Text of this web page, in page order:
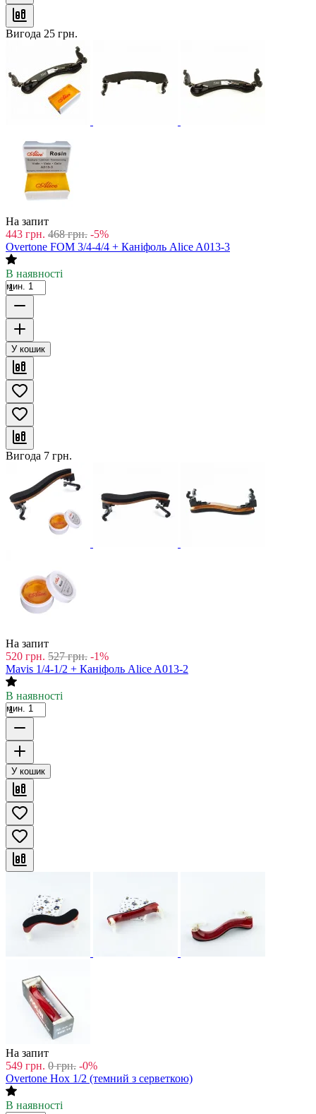
Вигода 25 грн.
На запит
443 грн. 468 грн. -5%
Overtone FOM 3/4-4/4 + Каніфоль Alice A013-3
В наявності
мин. 1
У кошик
Вигода 7 грн.
На запит
520 грн. 527 грн. -1%
Mavis 1/4-1/2 + Каніфоль Alice A013-2
В наявності
мин. 1
У кошик
На запит
549 грн. 0 грн. -0%
Overtone Hox 1/2 (темний з серветкою)
В наявності